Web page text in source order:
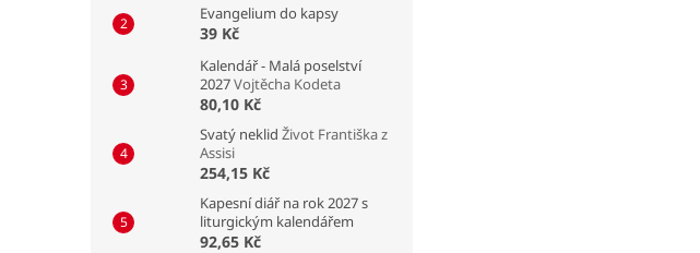
Evangelium do kapsy
39 Kč
Kalendář - Malá poselství
2027Vojtěcha Kodeta
80,10 Kč
Svatý neklid Život Františka z
Assisi
254,15 Kč
Kapesní diář na rok 2027 s
liturgickým kalendářem
92,65 Kč